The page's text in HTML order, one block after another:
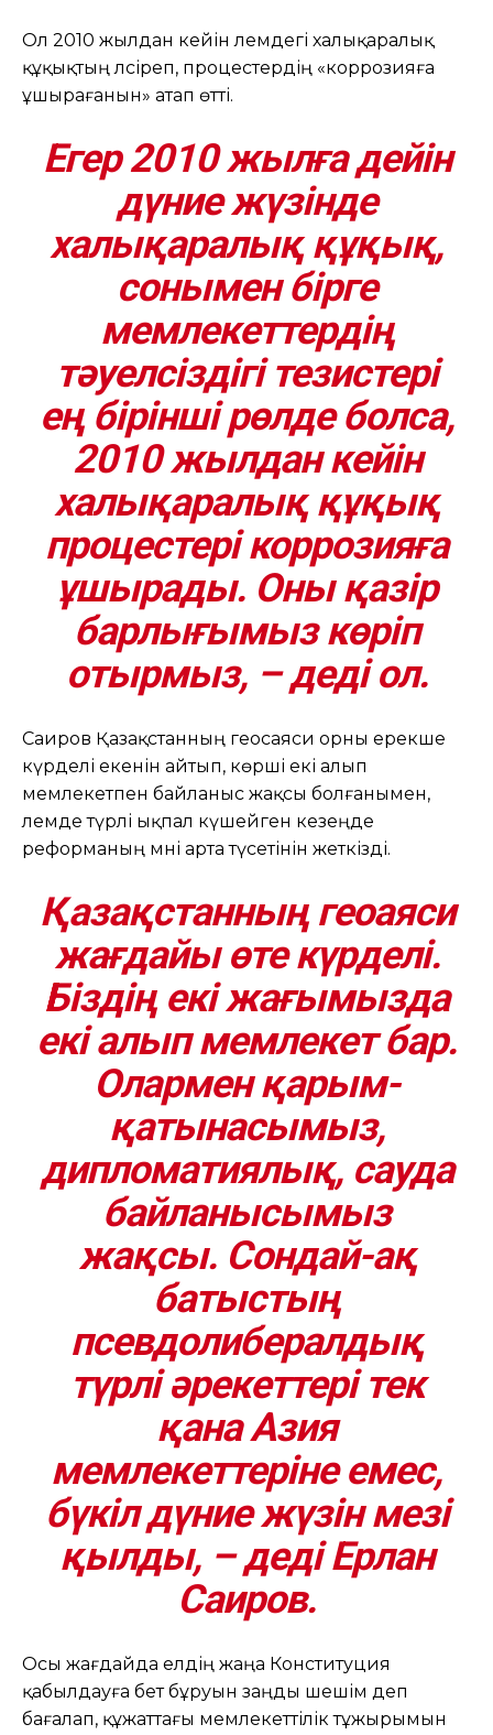
Ол 2010 жылдан кейін әлемдегі халықаралық
құқықтың әлсіреп, процестердің «коррозияға
ұшырағанын» атап өтті.
Егер 2010 жылға дейін
дүние жүзінде
халықаралық құқық,
сонымен бірге
мемлекеттердің
тәуелсіздігі тезистері
ең бірінші рөлде болса,
2010 жылдан кейін
халықаралық құқық
процестері коррозияға
ұшырады. Оны қазір
барлығымыз көріп
отырмыз, – деді ол.
Саиров Қазақстанның геосаяси орны ерекше
күрделі екенін айтып, көрші екі алып
мемлекетпен байланыс жақсы болғанымен,
әлемде түрлі ықпал күшейген кезеңде
реформаның мәні арта түсетінін жеткізді.
Қазақстанның геоаяси
жағдайы өте күрделі.
Біздің екі жағымызда
екі алып мемлекет бар.
Олармен қарым-
қатынасымыз,
дипломатиялық, сауда
байланысымыз
жақсы. Сондай-ақ
батыстың
псевдолибералдық
түрлі әрекеттері тек
қана Азия
мемлекеттеріне емес,
бүкіл дүние жүзін мезі
қылды, – деді Ерлан
Саиров.
Осы жағдайда елдің жаңа Конституция
қабылдауға бет бұруын заңды шешім деп
бағалап, құжаттағы мемлекеттілік тұжырымын